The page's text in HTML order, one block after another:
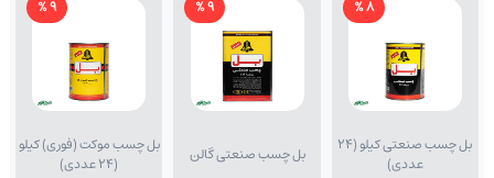
8 %
بل چسب صنعتی کیلو (24
عددی)
9 %
بل چسب صنعتی گالن
9 %
بل چسب موکت (فوری) کیلو
(24 عددی)